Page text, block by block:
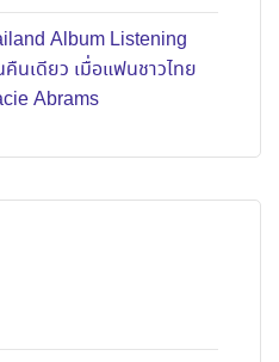
Album Listening
นเดียว เมื่อแฟนชาวไทย
Abrams